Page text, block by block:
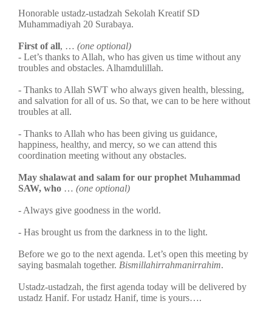
Honorable ustadz-ustadzah Sekolah Kreatif SD
Muhammadiyah 20 Surabaya.
First of all, … (one optional)
- Let’s thanks to Allah, who has given us time without any
troubles and obstacles. Alhamdulillah.
- Thanks to Allah SWT who always given health, blessing,
and salvation for all of us. So that, we can to be here without
troubles at all.
- Thanks to Allah who has been giving us guidance,
happiness, healthy, and mercy, so we can attend this
coordination meeting without any obstacles.
May shalawat and salam for our prophet Muhammad
SAW, who … (one optional)
- Always give goodness in the world.
- Has brought us from the darkness in to the light.
Before we go to the next agenda. Let’s open this meeting by
saying basmalah together. Bismillahirrahmanirrahim.
Ustadz-ustadzah, the first agenda today will be delivered by
ustadz Hanif. For ustadz Hanif, time is yours….